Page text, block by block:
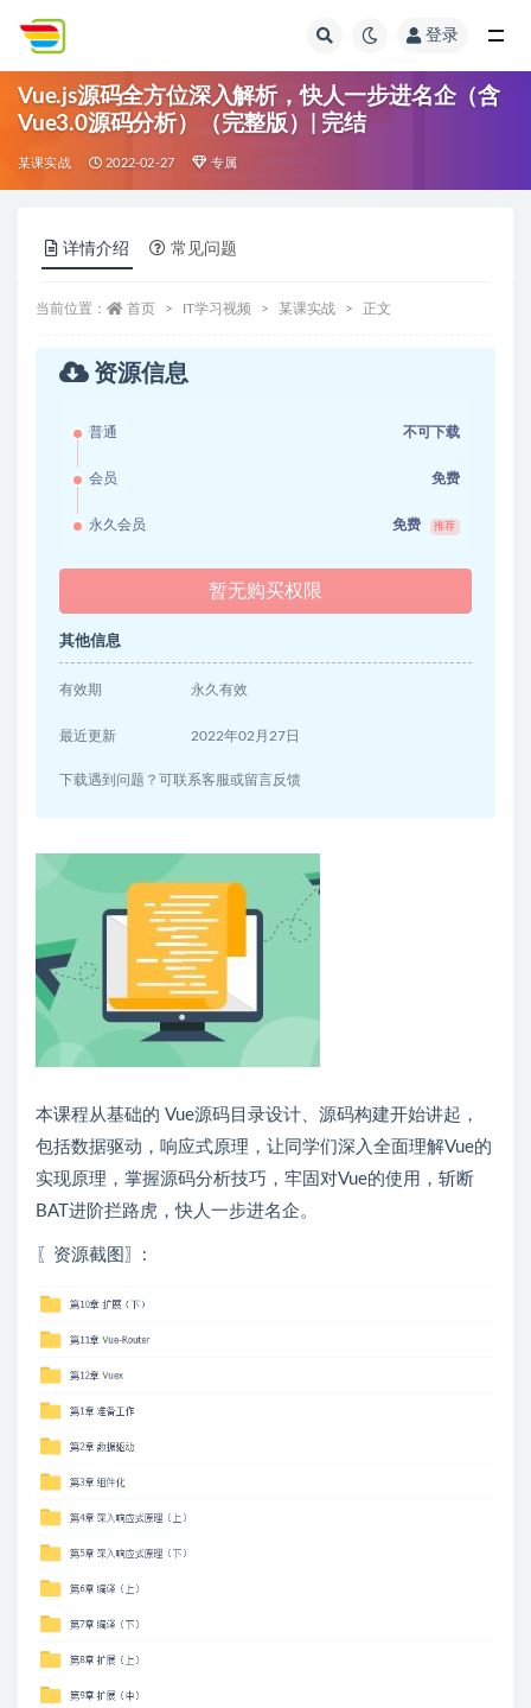
登录
Vue.js源码全方位深入解析，快人一步进名企（含
Vue3.0源码分析）（完整版）| 完结
某课实战 2022-02-27 专属
详情介绍 常见问题
当前位置： 首页 IT学习视频 某课实战 正文
资源信息
普通 不可下载
会员 免费
永久会员 免费 推荐
暂无购买权限
其他信息
有效期 永久有效
最近更新 2022年02月27日
下载遇到问题？可联系客服或留言反馈
本课程从基础的 Vue源码目录设计、源码构建开始讲起，
包括数据驱动，响应式原理，让同学们深入全面理解Vue的
实现原理，掌握源码分析技巧，牢固对Vue的使用，斩断
BAT进阶拦路虎，快人一步进名企。
〖资源截图〗: